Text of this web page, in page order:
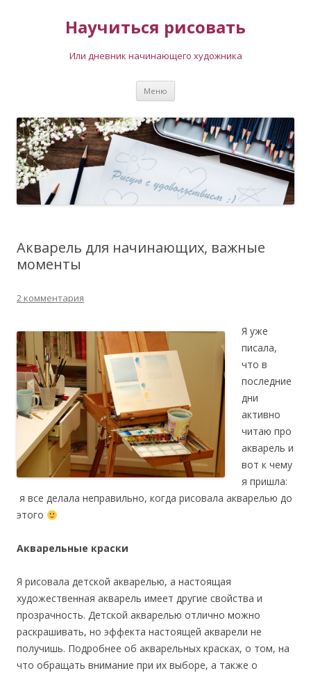
Научиться рисовать
Или дневник начинающего художника
Меню
Акварель для начинающих, важные
моменты
2 комментария
Я уже
писала,
что в
последние
дни
активно
читаю про
акварель и
вот к чему
я пришла:
я все делала неправильно, когда рисовала акварелью до
этого
Акварельные краски
Я рисовала детской акварелью, а настоящая
художественная акварель имеет другие свойства и
прозрачность. Детской акварелью отлично можно
раскрашивать, но эффекта настоящей акварели не
получишь. Подробнее об акварельных красках, о том, на
что обращать внимание при их выборе, а также о